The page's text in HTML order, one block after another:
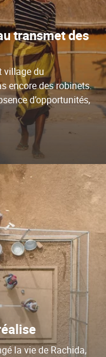
transmet des
village du
encore des robinets.
d’opportunités,
la vie de Rachida,